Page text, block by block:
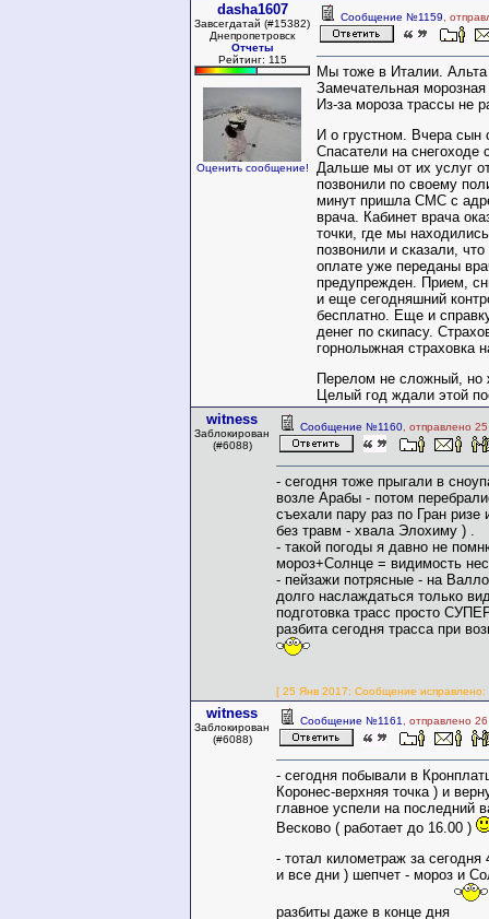
dasha1607
Завсегдатай (#15382)
Днепропетровск
Отчеты
Рейтинг: 115
Оценить сообщение!
Сообщение №1159 ,
Мы тоже в Италии.
Замечательная
Из-за мороза трассы не
И о грустном. Вчера сын
Спасатели на снегоходе
Дальше мы от их услуг
позвонили по своему
минут пришла СМС с
врача. Кабинет врача
точки, где мы
позвонили и сказали,
оплате уже переданы
предупрежден. Прием,
и еще сегодняшний
бесплатно. Еще и
денег по скипасу.
горнолыжная страховка
Перелом не сложный, но
Целый год ждали этой
witness
Заблокирован
(#6088)
Сообщение №1160 , отправлено
- сегодня тоже прыгали в
возле Арабы - потом
съехали пару раз по Гран ризе
без травм - хвала Элохиму ) .
- такой погоды я давно не
мороз+Солнце = видимость
- пейзажи потрясные - на
долго наслаждаться только
подготовка трасс просто
разбита сегодня трасса при
[ 25 Янв 2017: Сообщение исправлено:
witness
Заблокирован
(#6088)
Сообщение №1161 , отправлено
- сегодня побывали в
Коронес-верхняя точка ) и
главное успели на последний
Весково ( работает до 16.00 )
- тотал километраж за сегодня
и все дни ) шепчет - мороз и
разбиты даже в конце дня